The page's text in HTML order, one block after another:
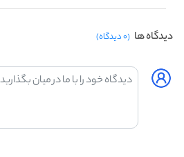
دیدگاه ها (۰ دیدگاه)